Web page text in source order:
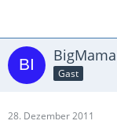
BigMama
Gast
28. Dezember 2011